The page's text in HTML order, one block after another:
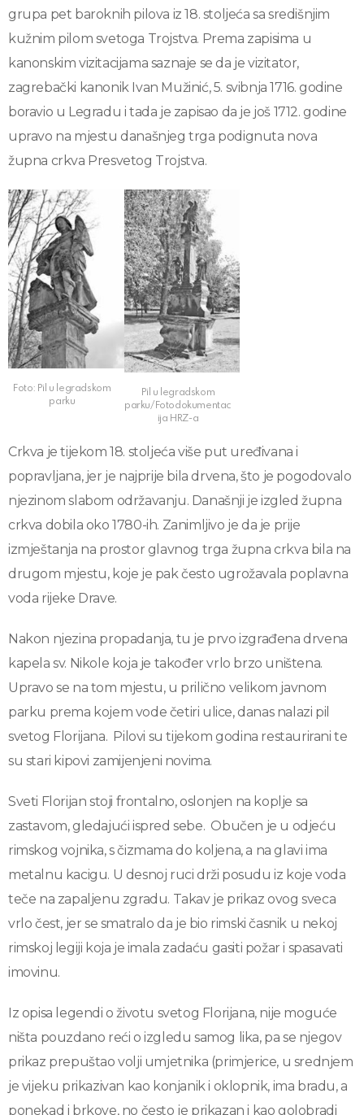
grupa pet baroknih pilova iz 18. stoljeća sa središnjim
kužnim pilom svetoga Trojstva. Prema zapisima u
kanonskim vizitacijama saznaje se da je vizitator,
zagrebački kanonik Ivan Mužinić, 5. svibnja 1716. godine
boravio u Legradu i tada je zapisao da je još 1712. godine
upravo na mjestu današnjeg trga podignuta nova
župna crkva Presvetog Trojstva.
Foto: Pil u legradskom
parku
Pil u legradskom
parku/Fotodokumentac
ija HRZ-a
Crkva je tijekom 18. stoljeća više put uređivana i
popravljana, jer je najprije bila drvena, što je pogodovalo
njezinom slabom održavanju. Današnji je izgled župna
crkva dobila oko 1780-ih. Zanimljivo je da je prije
izmještanja na prostor glavnog trga župna crkva bila na
drugom mjestu, koje je pak često ugrožavala poplavna
voda rijeke Drave.
Nakon njezina propadanja, tu je prvo izgrađena drvena
kapela sv. Nikole koja je također vrlo brzo uništena.
Upravo se na tom mjestu, u prilično velikom javnom
parku prema kojem vode četiri ulice, danas nalazi pil
svetog Florijana. Pilovi su tijekom godina restaurirani te
su stari kipovi zamijenjeni novima.
Sveti Florijan stoji frontalno, oslonjen na koplje sa
zastavom, gledajući ispred sebe. Obučen je u odjeću
rimskog vojnika, s čizmama do koljena, a na glavi ima
metalnu kacigu. U desnoj ruci drži posudu iz koje voda
teče na zapaljenu zgradu. Takav je prikaz ovog sveca
vrlo čest, jer se smatralo da je bio rimski časnik u nekoj
rimskoj legiji koja je imala zadaću gasiti požar i spasavati
imovinu.
Iz opisa legendi o životu svetog Florijana, nije moguće
ništa pouzdano reći o izgledu samog lika, pa se njegov
prikaz prepuštao volji umjetnika (primjerice, u srednjem
je vijeku prikazivan kao konjanik i oklopnik, ima bradu, a
ponekad i brkove, no često je prikazan i kao golobradi